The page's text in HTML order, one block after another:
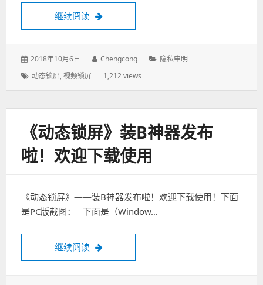
继续阅读 《动态锁屏》隐私申明 “Live Lock” privacy
发
表
于：
2018年10月6日
作
Chengcong
分
隐私申明
标
动态锁屏,视频锁屏 1,212 views
《动态锁屏》装B神器发布
啦！欢迎下载使用
《动态锁屏》——装B神器发布啦！欢迎下载使用！下面
是PC版截图： 下面是（Window…
继续阅读 《动态锁屏》装B神器发布啦！欢迎下载使